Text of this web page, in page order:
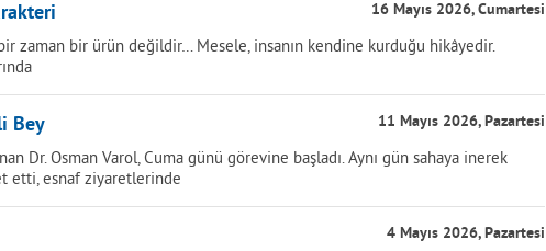
16 Mayıs 2026, Cumartesi
zaman bir ürün değildir… Mesele, insanın kendine kurduğu hikâyedir.
Bey 11 Mayıs 2026, Pazartesi
Dr. Osman Varol, Cuma günü görevine başladı. Aynı gün sahaya inerek
etti, esnaf ziyaretlerinde
4 Mayıs 2026, Pazartesi